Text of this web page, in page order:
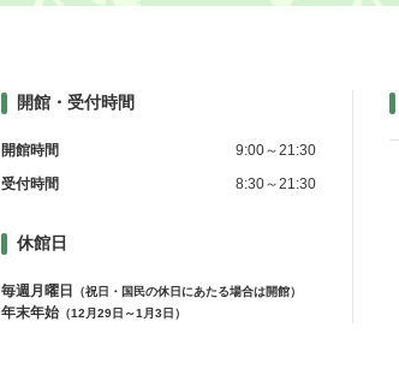
開館・受付時間
開館時間
9:00～21:30
受付時間
8:30～21:30
休館日
毎週月曜日 （祝日・国民の休日にあたる場合は開館）
年末年始 （12月29日～1月3日）